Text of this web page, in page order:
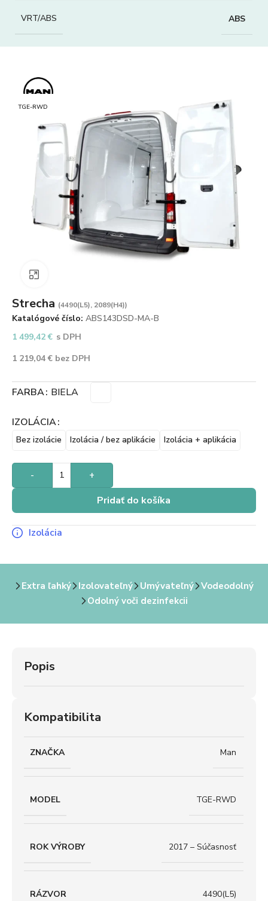
VRT/ABS ABS
TGE-RWD
Strecha (4490(L5), 2089(H4))
Katalógové číslo: ABS143DSD-MA-B
1 499,42€ s DPH
1 219,04€ bez DPH
FARBA BIELA
IZOLÁCIA
Bez izolácie Izolácia / bez aplikácie Izolácia + aplikácia
- +
Pridať do košíka
Izolácia
Extra ľahký Izolovateľný Umývateľný
Vodeodolný
Odolný voči dezinfekcii
Popis
Kompatibilita
ZNAČKA Man
MODEL TGE-RWD
ROK VÝROBY 2017 – Súčasnosť
RÁZVOR 4490(L5)